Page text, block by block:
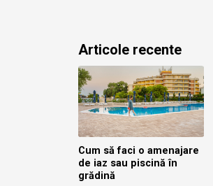
Articole recente
Cum să faci o amenajare
de iaz sau piscină în
grădină